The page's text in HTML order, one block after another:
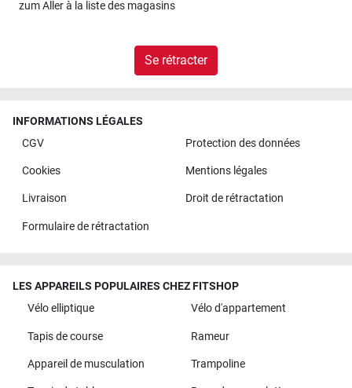
zumAller à la liste des magasins
Se rétracter
INFORMATIONS LÉGALES
CGV
Protection des données
Cookies Mentions légales
Livraison Droit de rétractation
Formulaire de rétractation
LES APPAREILS POPULAIRES CHEZ FITSHOP
Vélo elliptique
Vélo d'appartement
Tapis de course Rameur
Appareil de musculation Trampoline